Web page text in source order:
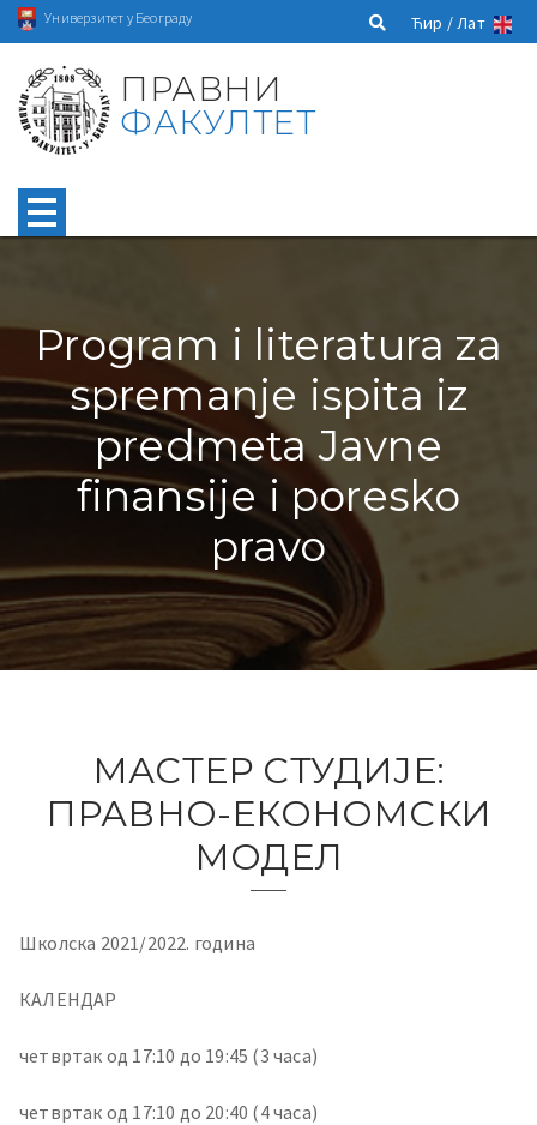
Универзитет у Београду Ћир /Лат
ПРАВНИ
ФАКУЛТЕТ
Program i literatura za
spremanje ispita iz
predmeta Javne
finansije i poresko
pravo
МАСТЕР СТУДИЈЕ:
ПРАВНО-ЕКОНОМСКИ
МОДЕЛ
Школска 2021/2022. година
КАЛЕНДАР
четвртак од 17:10 до 19:45 (3 часа)
четвртак од 17:10 до 20:40 (4 часа)